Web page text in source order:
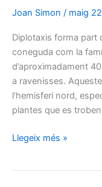
etimològica
Joan Simon / maig
Diplotaxis forma part
coneguda com la
d’aproximadament
a ravenisses.
l’hemisferi nord,
plantes que es
Diplotaxis:
Llegeix més »